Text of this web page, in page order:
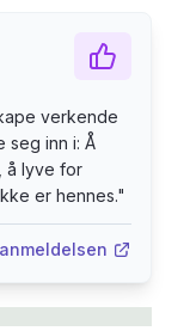
kan leve
verkende
seg inn i: Å
å lyve for
er hennes."